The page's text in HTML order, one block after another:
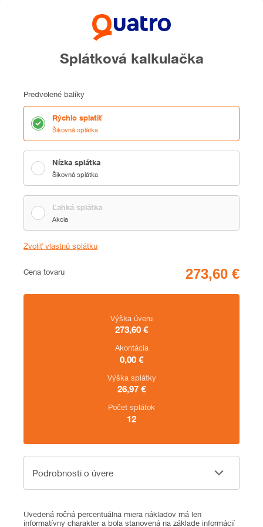
Splátková kalkulačka
Predvolené balíky
Rýchlo splatiť
Šikovná splátka
Nízka splátka
Šikovná splátka
Ľahká splátka
Akcia
Zvoliť vlastnú splátku
Cena
Cena tovaru
Zhrnutie
Výška úveru
273,60 €
Akontácia
0,00 €
Výška splátky
26,97 €
Počet splátok
12
Podrobnosti o úvere
Podrobnosti o úvere
Uvedená ročná percentuálna miera nákladov má len
informatívny charakter a bola stanovená na základe informácií